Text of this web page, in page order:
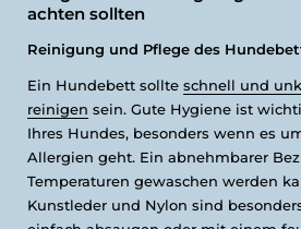
achten sollten
Reinigung und Pflege des
Ein Hundebett sollte schnell und
reinigen sein. Gute Hygiene ist
Ihres Hundes, besonders wenn es
Allergien geht. Ein abnehmbarer
Temperaturen gewaschen werden
Kunstleder und Nylon sind